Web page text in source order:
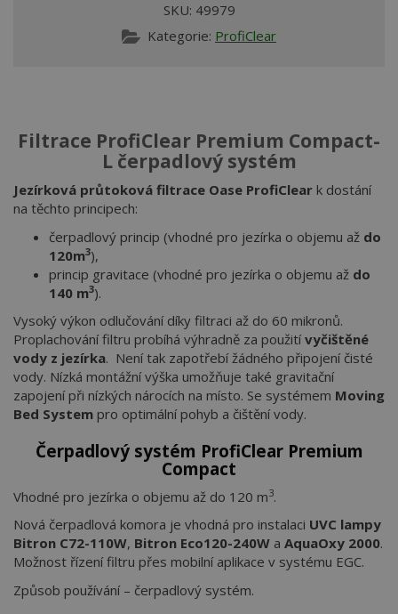
SKU: 49979
Kategorie: ProfiClear
Filtrace ProfiClear Premium Compact-
L čerpadlový systém
Jezírková průtoková filtrace Oase ProfiClear k dostání
na těchto principech:
čerpadlový princip (vhodné pro jezírka o objemu až do
120m3),
princip gravitace (vhodné pro jezírka o objemu až do
140 m3).
Vysoký výkon odlučování díky filtraci až do 60 mikronů.
Proplachování filtru probíhá výhradně za použitívyčištěné
vody z jezírka. Není tak zapotřebí žádného připojení čisté
vody. Nízká montážní výška umožňuje také gravitační
zapojení při nízkých nárocích na místo. Se systémem Moving
Bed System pro optimální pohyb a čištění vody.
Čerpadlový systém ProfiClear Premium
Compact
Vhodné pro jezírka o objemu až do 120 m3.
Nová čerpadlová komora je vhodná pro instalaci UVC lampy
Bitron C72-110W, Bitron Eco120-240W a AquaOxy 2000.
Možnost řízení filtru přes mobilní aplikace v systému EGC.
Způsob používání – čerpadlový systém.